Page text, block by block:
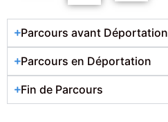
Parcours avant Déportation
Parcours en Déportation
Fin de Parcours